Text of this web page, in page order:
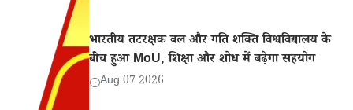
भारतीय तटरक्षक बल और गति शक्ति विश्वविद्यालय के
बीच हुआ MoU, शिक्षा और शोध में बढ़ेगा सहयोग
Aug 07 2026